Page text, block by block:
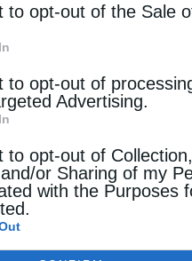
to opt-out of the Sale
to opt-out of
Advertising.
to opt-out of
or Sharing of my
with the Purposes
συναντώνται
στην Ευρώπη.
ορθόδοξων